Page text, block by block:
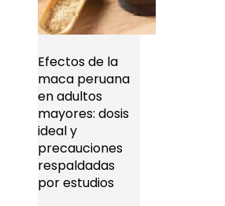
Efectos de la
maca peruana
en adultos
mayores: dosis
ideal y
precauciones
respaldadas
por estudios